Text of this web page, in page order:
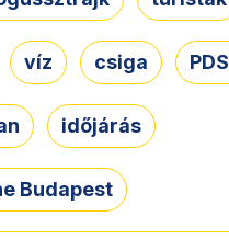
víz csiga
időjárás
Budapest